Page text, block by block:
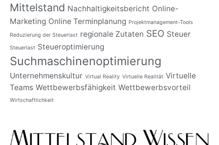
Mittelstand Nachhaltigkeitsbericht Online-
Marketing Online Terminplanung Projektmanagement-Tools
Reduzierung der Steuerlast regionale Zutaten SEO Steuer
Steuerlast Steueroptimierung
Suchmaschinenoptimierung
Unternehmenskultur Virtual Reality Virtuelle Realität Virtuelle
Teams Wettbewerbsfähigkeit Wettbewerbsvorteil
Wirtschaftlichkeit